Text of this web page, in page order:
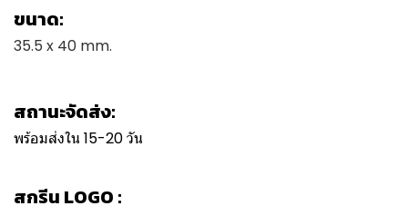
ขนาด:
35.5 x 40 mm.
สถานะจัดส่ง:
พร้อมส่งใน 15-20 วัน
สกรีน LOGO :